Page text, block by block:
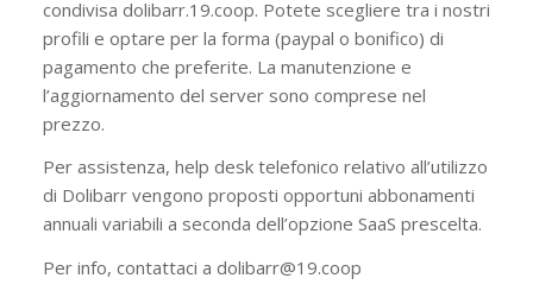
condivisa dolibarr.19.coop. Potete scegliere tra i nostri
profili e optare per la forma (paypal o bonifico) di
pagamento che preferite. La manutenzione e
l’aggiornamento del server sono comprese nel
prezzo.
Per assistenza, help desk telefonico relativo all’utilizzo
di Dolibarr vengono proposti opportuni abbonamenti
annuali variabili a seconda dell’opzione SaaS prescelta.
Per info, contattaci a dolibarr@19.coop